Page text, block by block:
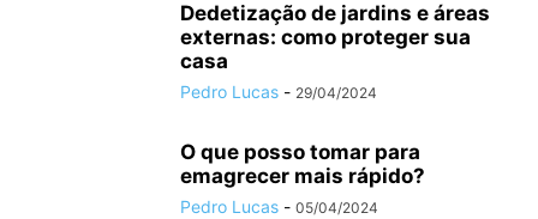
Dedetização de jardins e áreas
externas: como proteger sua
casa
Pedro Lucas - 29/04/2024
O que posso tomar para
emagrecer mais rápido?
Pedro Lucas - 05/04/2024